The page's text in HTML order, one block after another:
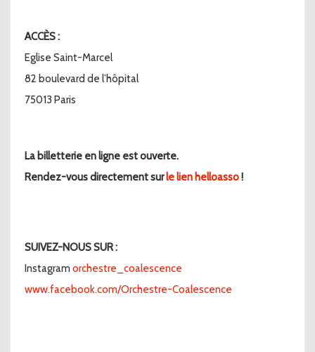
ACCÈS :
Eglise Saint-Marcel
82 boulevard de l’hôpital
75013 Paris
La billetterie en ligne est ouverte.
Rendez-vous directement surle lien helloasso!
SUIVEZ-NOUS SUR :
Instagram orchestre_coalescence
www.facebook.com/Orchestre-Coalescence